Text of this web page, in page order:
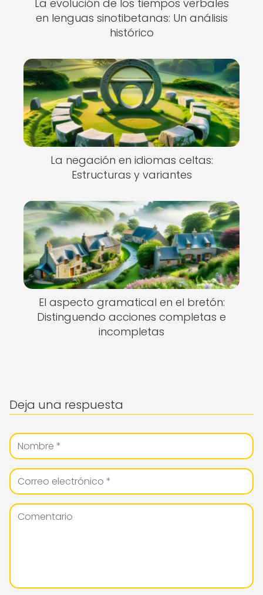
La evolución de los tiempos verbales
en lenguas sinotibetanas: Un análisis
histórico
La negación en idiomas celtas:
Estructuras y variantes
El aspecto gramatical en el bretón:
Distinguendo acciones completas e
incompletas
Deja una respuesta